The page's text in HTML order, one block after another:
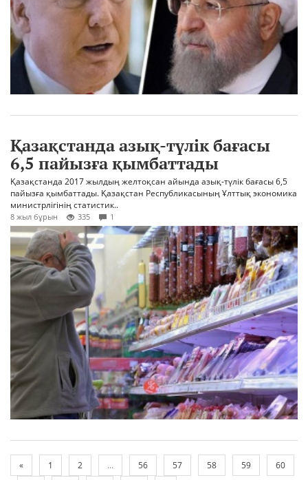
Қазақстанда азық-түлік бағасы
6,5 пайызға қымбаттады
Қазақстанда 2017 жылдың желтоқсан айында азық-түлік бағасы 6,5
пайызға қымбаттады. Қазақстан Республикасының Ұлттық экономика
министрлігінің статистик..
8 жыл бұрын 335 1
« 1 2 ... 56 57 58 59
60